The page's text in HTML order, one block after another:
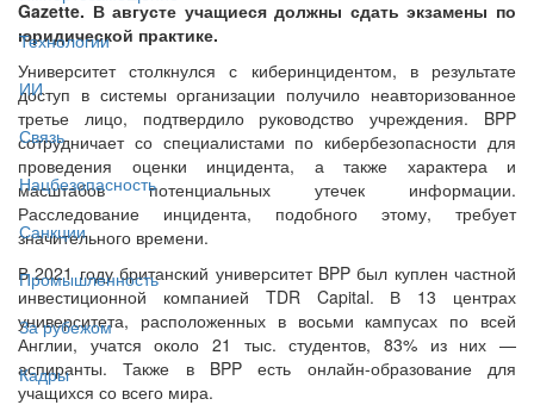
Технологии
ИИ
Связь
Нацбезопасность
Санкции
Промышленность
За рубежом
Кадры
Gazette. В августе учащиеся должны сдать экзамены по
юридической практике.
Университет столкнулся с киберинцидентом, в результате
доступ в системы организации получило неавторизованное
третье лицо, подтвердило руководство учреждения. BPP
сотрудничает со специалистами по кибербезопасности для
проведения оценки инцидента, а также характера и
масштабов потенциальных утечек информации.
Расследование инцидента, подобного этому, требует
значительного времени.
В 2021 году британский университет BPP был куплен частной
инвестиционной компанией TDR Capital. В 13 центрах
университета, расположенных в восьми кампусах по всей
Англии, учатся около 21 тыс. студентов, 83% из них —
аспиранты. Также в BPP есть онлайн-образование для
учащихся со всего мира.